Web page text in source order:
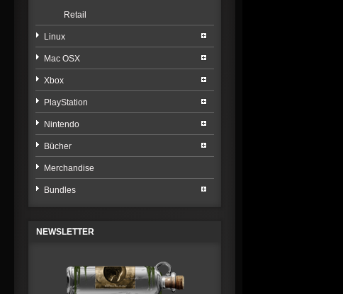
Retail
Linux
Mac OSX
Xbox
PlayStation
Nintendo
Bücher
Merchandise
Bundles
NEWSLETTER